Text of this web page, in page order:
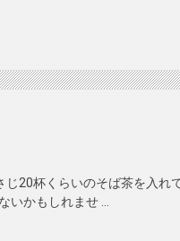
20杯くらいのそば茶を入れ
いかもしれませ …